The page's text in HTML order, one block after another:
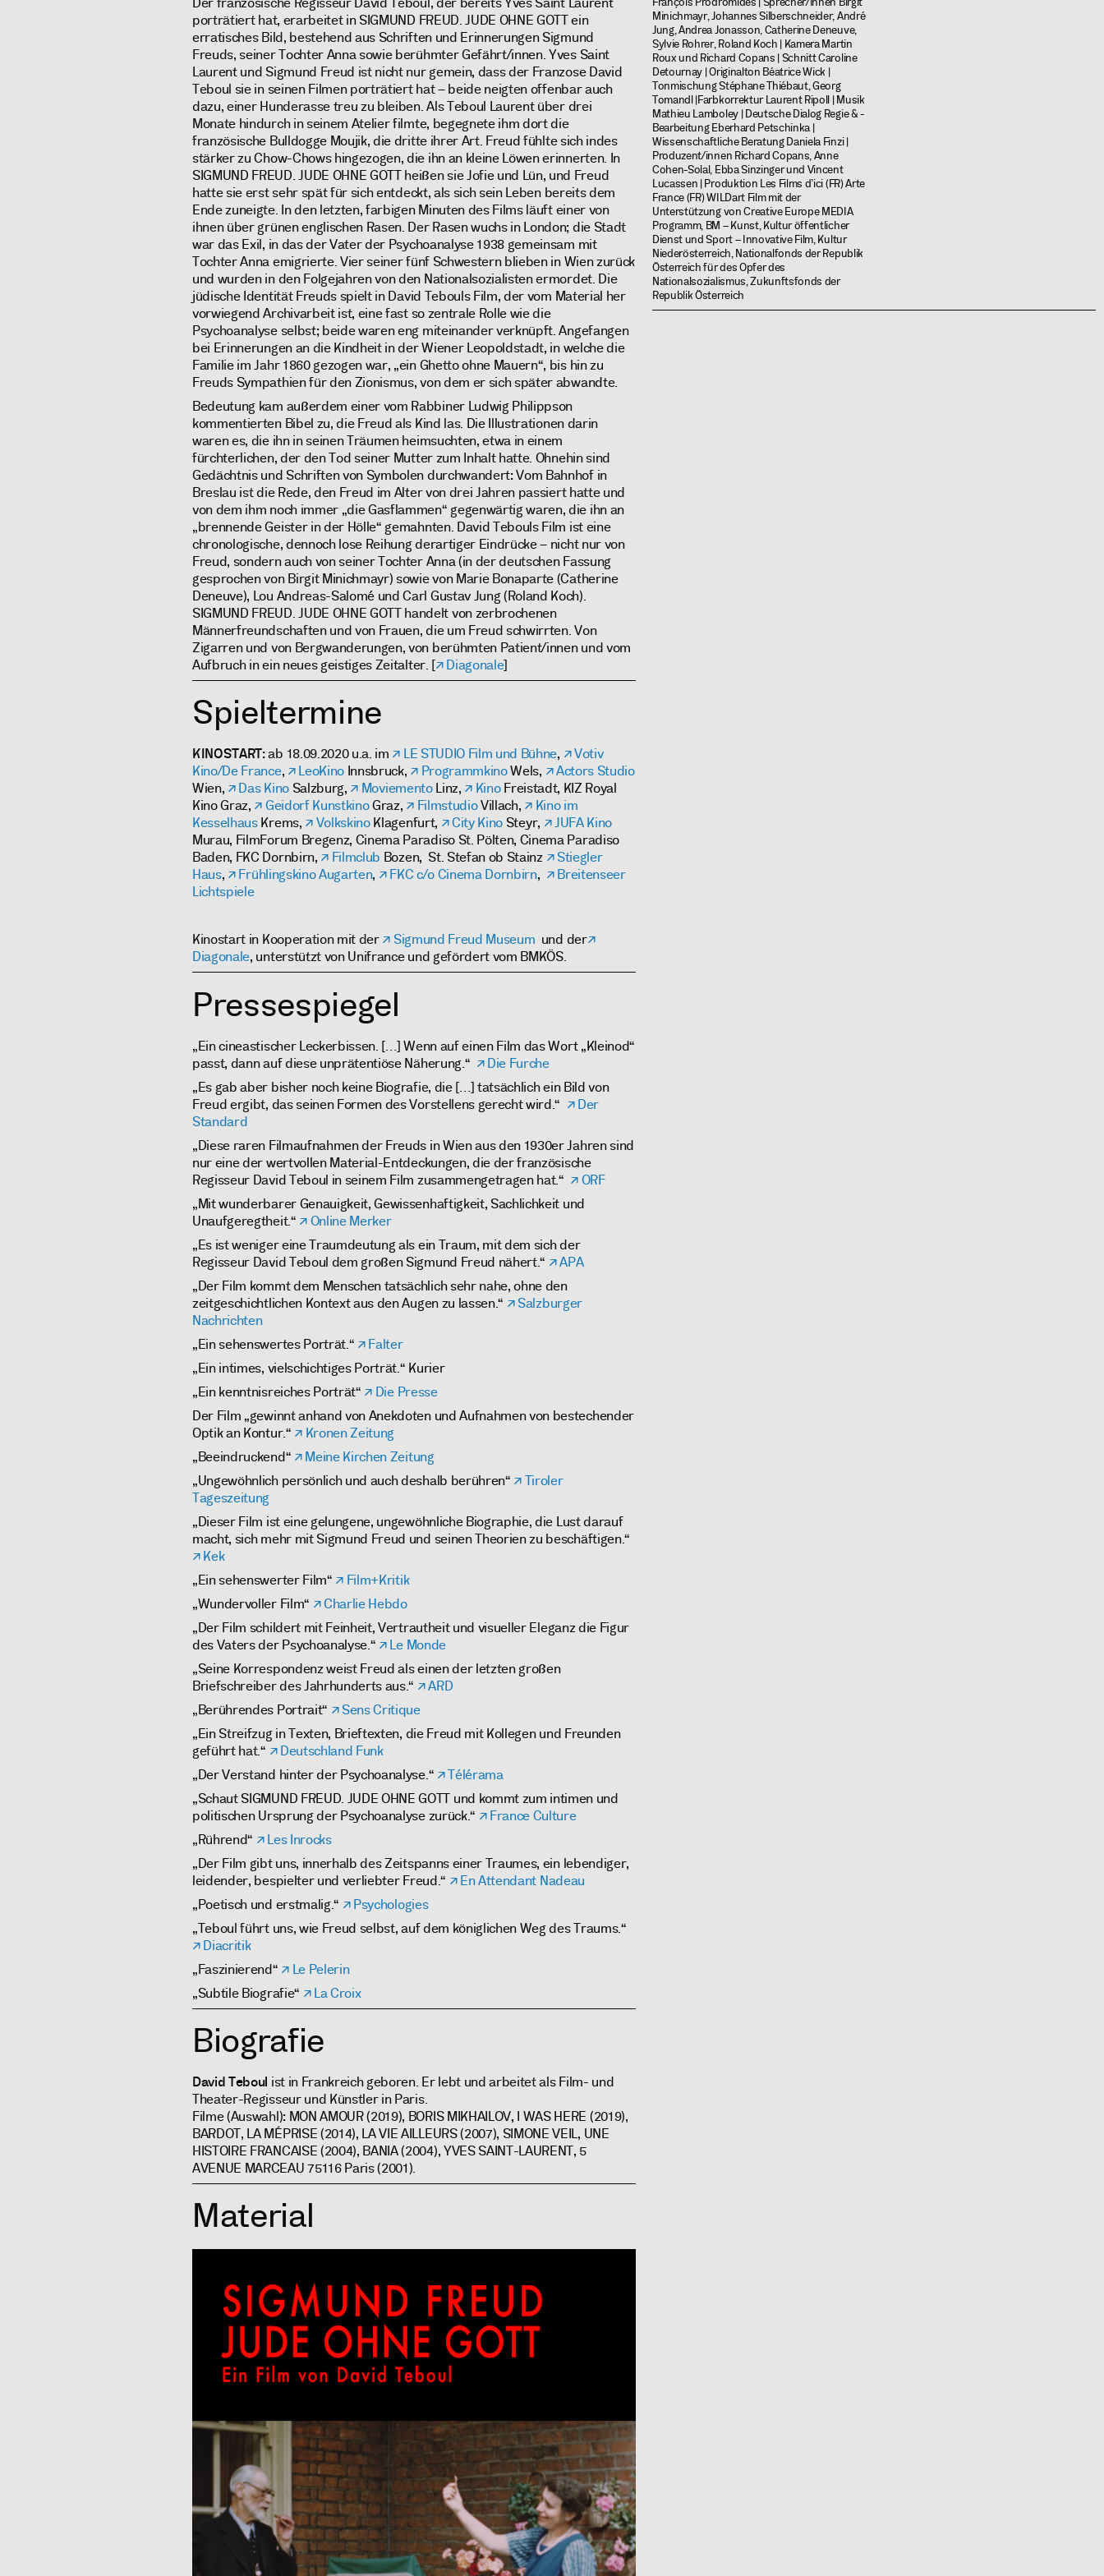
Minichmayr, Johannes Silberschneider, André
Jung, Andrea Jonasson, Catherine Deneuve,
Sylvie Rohrer, Roland Koch | Kamera Martin
Roux und Richard Copans | Schnitt Caroline
Detournay | Originalton Béatrice Wick |
Tonmischung Stéphane Thiébaut, Georg
Tomandl |Farbkorrektur Laurent Ripoll | Musik
Mathieu Lamboley | Deutsche Dialog Regie & -
Bearbeitung Eberhard Petschinka |
Wissenschaftliche Beratung Daniela Finzi |
Produzent/innen Richard Copans, Anne
Cohen-Solal, Ebba Sinzinger und Vincent
Lucassen | Produktion Les Films d’ici (FR) Arte
France (FR) WILDart Film mit der
Unterstützung von Creative Europe MEDIA
Programm, BM – Kunst, Kultur öffentlicher
Dienst und Sport – Innovative Film, Kultur
Niederösterreich, Nationalfonds der Republik
Österreich für des Opfer des
Nationalsozialismus, Zukunftsfonds der
Republik Österreich
porträtiert hat, erarbeitet in SIGMUND FREUD. JUDE OHNE GOTT ein
erratisches Bild, bestehend aus Schriften und Erinnerungen Sigmund
Freuds, seiner Tochter Anna sowie berühmter Gefährt/innen. Yves Saint
Laurent und Sigmund Freud ist nicht nur gemein, dass der Franzose David
Teboul sie in seinen Filmen porträtiert hat – beide neigten offenbar auch
dazu, einer Hunderasse treu zu bleiben. Als Teboul Laurent über drei
Monate hindurch in seinem Atelier filmte, begegnete ihm dort die
französische Bulldogge Moujik, die dritte ihrer Art. Freud fühlte sich indes
stärker zu Chow-Chows hingezogen, die ihn an kleine Löwen erinnerten. In
SIGMUND FREUD. JUDE OHNE GOTT heißen sie Jofie und Lün, und Freud
hatte sie erst sehr spät für sich entdeckt, als sich sein Leben bereits dem
Ende zuneigte. In den letzten, farbigen Minuten des Films läuft einer von
ihnen über grünen englischen Rasen. Der Rasen wuchs in London; die Stadt
war das Exil, in das der Vater der Psychoanalyse 1938 gemeinsam mit
Tochter Anna emigrierte. Vier seiner fünf Schwestern blieben in Wien zurück
und wurden in den Folgejahren von den Nationalsozialisten ermordet. Die
jüdische Identität Freuds spielt in David Tebouls Film, der vom Material her
vorwiegend Archivarbeit ist, eine fast so zentrale Rolle wie die
Psychoanalyse selbst; beide waren eng miteinander verknüpft. Angefangen
bei Erinnerungen an die Kindheit in der Wiener Leopoldstadt, in welche die
Familie im Jahr 1860 gezogen war, „ein Ghetto ohne Mauern“, bis hin zu
Freuds Sympathien für den Zionismus, von dem er sich später abwandte.
Bedeutung kam außerdem einer vom Rabbiner Ludwig Philippson
kommentierten Bibel zu, die Freud als Kind las. Die Illustrationen darin
waren es, die ihn in seinen Träumen heimsuchten, etwa in einem
fürchterlichen, der den Tod seiner Mutter zum Inhalt hatte. Ohnehin sind
Gedächtnis und Schriften von Symbolen durchwandert: Vom Bahnhof in
Breslau ist die Rede, den Freud im Alter von drei Jahren passiert hatte und
von dem ihm noch immer „die Gasflammen“ gegenwärtig waren, die ihn an
„brennende Geister in der Hölle“ gemahnten. David Tebouls Film ist eine
chronologische, dennoch lose Reihung derartiger Eindrücke – nicht nur von
Freud, sondern auch von seiner Tochter Anna (in der deutschen Fassung
gesprochen von Birgit Minichmayr) sowie von Marie Bonaparte (Catherine
Deneuve), Lou Andreas-Salomé und Carl Gustav Jung (Roland Koch).
SIGMUND FREUD. JUDE OHNE GOTT handelt von zerbrochenen
Männerfreundschaften und von Frauen, die um Freud schwirrten. Von
Zigarren und von Bergwanderungen, von berühmten Patient/innen und vom
Aufbruch in ein neues geistiges Zeitalter. [
Diagonale]
Spieltermine
KINOSTART: ab 18.09.2020 u.a. im LE STUDIO Film und Bühne,
Votiv
Kino/De France, LeoKino Innsbruck, ProgrammkinoWels,
Actors Studio
Wien,
Das KinoSalzburg, MoviementoLinz, KinoFreistadt, KIZ Royal
Kino Graz,
Geidorf KunstkinoGraz, FilmstudioVillach,
Kino im
KesselhausKrems, VolkskinoKlagenfurt, City Kino Steyr,
JUFA Kino
Murau, FilmForum Bregenz, Cinema Paradiso St. Pölten, Cinema Paradiso
Baden, FKC Dornbirn,
Filmclub Bozen, St. Stefan ob Stainz
Stiegler
Haus, Frühlingskino Augarten, FKC c/o Cinema Dornbirn,
Breitenseer
Lichtspiele
Kinostart in Kooperation mit der Sigmund Freud Museum und der
Diagonale, unterstützt von Unifrance und gefördert vom BMKÖS.
Pressespiegel
„Ein cineastischer Leckerbissen. […] Wenn auf einen Film das Wort „Kleinod“
passt, dann auf diese unprätentiöse Näherung.“
Die Furche
„Es gab aber bisher noch keine Biografie, die […] tatsächlich ein Bild von
Freud ergibt, das seinen Formen des Vorstellens gerecht wird.“
Der
Standard
„Diese raren Filmaufnahmen der Freuds in Wien aus den 1930er Jahren sind
nur eine der wertvollen Material-Entdeckungen, die der französische
Regisseur David Teboul in seinem Film zusammengetragen hat.“
ORF
„Mit wunderbarer Genauigkeit, Gewissenhaftigkeit, Sachlichkeit und
Unaufgeregtheit.“
Online Merker
„Es ist weniger eine Traumdeutung als ein Traum, mit dem sich der
Regisseur David Teboul dem großen Sigmund Freud nähert.“
APA
„Der Film kommt dem Menschen tatsächlich sehr nahe, ohne den
zeitgeschichtlichen Kontext aus den Augen zu lassen.“
Salzburger
Nachrichten
„Ein sehenswertes Porträt.“
Falter
„Ein intimes, vielschichtiges Porträt.“ Kurier
„Ein kenntnisreiches Porträt“
Die Presse
Der Film „gewinnt anhand von Anekdoten und Aufnahmen von bestechender
Optik an Kontur.“
Kronen Zeitung
„Beeindruckend“
Meine Kirchen Zeitung
„Ungewöhnlich persönlich und auch deshalb berühren“
Tiroler
Tageszeitung
„Dieser Film ist eine gelungene, ungewöhnliche Biographie, die Lust darauf
macht, sich mehr mit Sigmund Freud und seinen Theorien zu beschäftigen.“
Kek
„Ein sehenswerter Film“
Film+Kritik
„Wundervoller Film“
Charlie Hebdo
„Der Film schildert mit Feinheit, Vertrautheit und visueller Eleganz die Figur
des Vaters der Psychoanalyse.“
Le Monde
„Seine Korrespondenz weist Freud als einen der letzten großen
Briefschreiber des Jahrhunderts aus.“
ARD
„Berührendes Portrait“
Sens Critique
„Ein Streifzug in Texten, Brieftexten, die Freud mit Kollegen und Freunden
geführt hat.“
Deutschland Funk
„Der Verstand hinter der Psychoanalyse.“
Télérama
„Schaut SIGMUND FREUD. JUDE OHNE GOTT und kommt zum intimen und
politischen Ursprung der Psychoanalyse zurück.“
France Culture
„Rührend“
Les Inrocks
„Der Film gibt uns, innerhalb des Zeitspanns einer Traumes, ein lebendiger,
leidender, bespielter und verliebter Freud.“
En Attendant Nadeau
„Poetisch und erstmalig.“
Psychologies
„Teboul führt uns, wie Freud selbst, auf dem königlichen Weg des Traums.“
Diacritik
„Faszinierend“
Le Pelerin
„Subtile Biografie“
La Croix
Biografie
David Teboul ist in Frankreich geboren. Er lebt und arbeitet als Film- und
Theater-Regisseur und Künstler in Paris.
Filme (Auswahl): MON AMOUR (2019), BORIS MIKHAILOV, I WAS HERE (2019),
BARDOT, LA MÉPRISE (2014), LA VIE AILLEURS (2007), SIMONE VEIL, UNE
HISTOIRE FRANCAISE (2004), BANIA (2004), YVES SAINT-LAURENT, 5
AVENUE MARCEAU 75116 Paris (2001).
Material